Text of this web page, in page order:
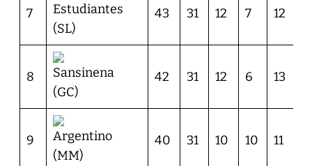
7
Estudiantes
(SL)
43 31 12 7 12
8
Sansinena
(GC)
42 31 12 6 13
9
Argentino
(MM)
40 31 10 10 11